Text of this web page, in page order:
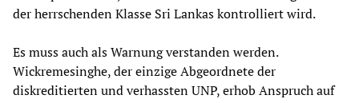
der herrschenden Klasse Sri Lankas kontrolliert wird.
Es muss auch als Warnung verstanden werden.
Wickremesinghe, der einzige Abgeordnete der
diskreditierten und verhassten UNP, erhob Anspruch auf